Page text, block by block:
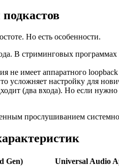
Но есть особенности.
В стриминговых программах
не имеет аппаратного
усложняет настройку для
(два входа). Но если нужно
прослушиванием
Gen) Universal Audio